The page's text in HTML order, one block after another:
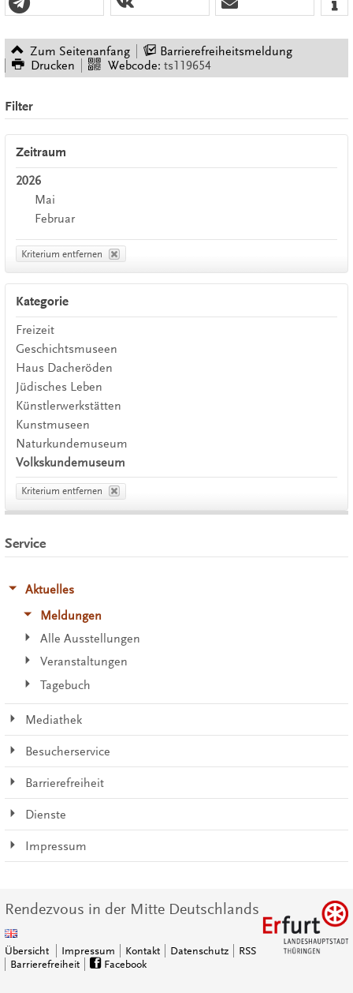
Zum Seitenanfang
Barrierefreiheitsmeldung
Drucken
Webcode: ts119654
Filter
Zeitraum
2026
Mai
Februar
Kriterium entfernen
Kategorie
Freizeit
Geschichtsmuseen
Haus Dacheröden
Jüdisches Leben
Künstlerwerkstätten
Kunstmuseen
Naturkundemuseum
Volkskundemuseum
Kriterium entfernen
Service
Aktuelles
Meldungen
Alle Ausstellungen
Veranstaltungen
Tagebuch
Mediathek
Besucherservice
Barrierefreiheit
Dienste
Impressum
Rendezvous in der Mitte Deutschlands
Übersicht Impressum Kontakt Datenschutz
RSS
Barrierefreiheit
Facebook